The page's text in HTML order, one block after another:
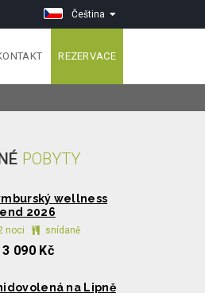
Čeština
REZERVACE
POBYTY
wellness
2026
noci snídaně
3 090 Kč
na Lipně